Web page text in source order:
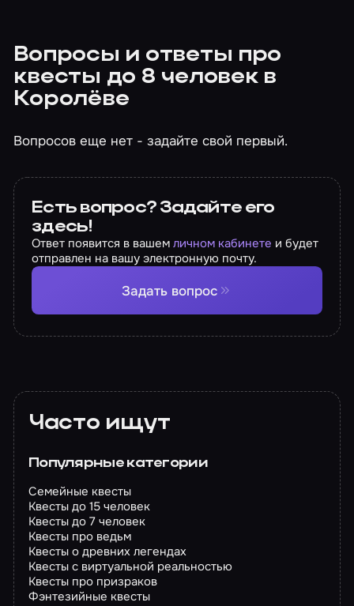
Вопросы и ответы про
квесты до 8 человек в
Королёве
Вопросов еще нет - задайте свой первый.
Есть вопрос? Задайте его
здесь!
Ответ появится в вашемличном кабинете и будет
отправлен на вашу электронную почту.
Задать вопрос
Часто ищут
Популярные категории
Семейные квесты
Квесты до 15 человек
Квесты до 7 человек
Квесты про ведьм
Квесты о древних легендах
Квесты с виртуальной реальностью
Квесты про призраков
Фэнтезийные квесты